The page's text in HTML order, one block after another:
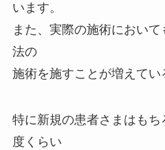
います。
また、実際の施術におい
法の
施術を施すことが増えてい
特に新規の患者さまはも
度くらい